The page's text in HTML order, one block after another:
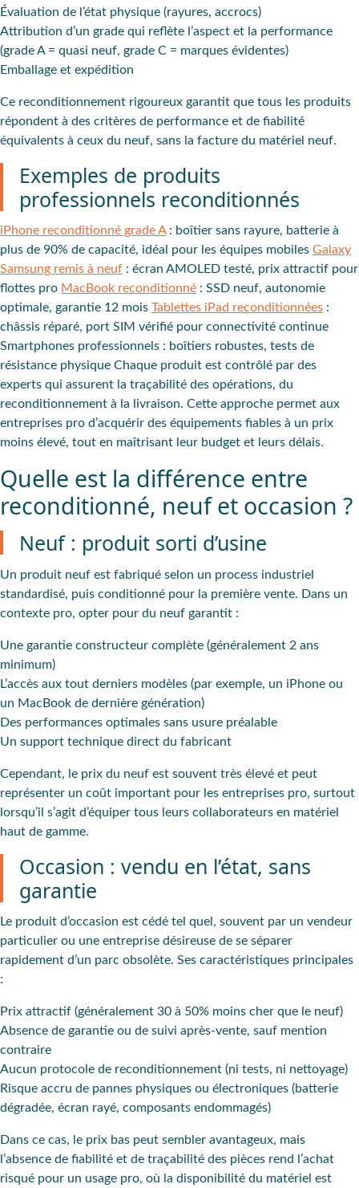
Évaluation de l’état physique (rayures, accrocs)
Attribution d’un grade qui reflète l’aspect et la performance
(grade A = quasi neuf, grade C = marques évidentes)
Emballage et expédition
Ce reconditionnement rigoureux garantit que tous les produits
répondent à des critères de performance et de fiabilité
équivalents à ceux du neuf, sans la facture du matériel neuf.
Exemples de produits
professionnels reconditionnés
iPhone reconditionné grade A: boîtier sans rayure, batterie à
plus de 90% de capacité, idéal pour les équipes mobiles Galaxy
Samsung remis à neuf : écran AMOLED testé, prix attractif pour
flottes pro MacBook reconditionné : SSD neuf, autonomie
optimale, garantie 12 mois Tablettes iPad reconditionnées :
châssis réparé, port SIM vérifié pour connectivité continue
Smartphones professionnels : boîtiers robustes, tests de
résistance physique Chaque produit est contrôlé par des
experts qui assurent la traçabilité des opérations, du
reconditionnement à la livraison. Cette approche permet aux
entreprises pro d’acquérir des équipements fiables à un prix
moins élevé, tout en maîtrisant leur budget et leurs délais.
Quelle est la différence entre
reconditionné, neuf et occasion ?
Neuf : produit sorti d’usine
Un produit neuf est fabriqué selon un process industriel
standardisé, puis conditionné pour la première vente. Dans un
contexte pro, opter pour du neuf garantit :
Une garantie constructeur complète (généralement 2 ans
minimum)
L’accès aux tout derniers modèles (par exemple, un iPhone ou
un MacBook de dernière génération)
Des performances optimales sans usure préalable
Un support technique direct du fabricant
Cependant, le prix du neuf est souvent très élevé et peut
représenter un coût important pour les entreprises pro, surtout
lorsqu’il s’agit d’équiper tous leurs collaborateurs en matériel
haut de gamme.
Occasion : vendu en l’état, sans
garantie
Le produit d’occasion est cédé tel quel, souvent par un vendeur
particulier ou une entreprise désireuse de se séparer
rapidement d’un parc obsolète. Ses caractéristiques principales
:
Prix attractif (généralement 30 à 50% moins cher que le neuf)
Absence de garantie ou de suivi après-vente, sauf mention
contraire
Aucun protocole de reconditionnement (ni tests, ni nettoyage)
Risque accru de pannes physiques ou électroniques (batterie
dégradée, écran rayé, composants endommagés)
Dans ce cas, le prix bas peut sembler avantageux, mais
l’absence de fiabilité et de traçabilité des pièces rend l’achat
risqué pour un usage pro, où la disponibilité du matériel est